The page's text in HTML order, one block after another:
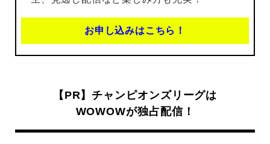
お申し込みはこちら！
【PR】チャンピオンズリーグは
WOWOWが独占配信！